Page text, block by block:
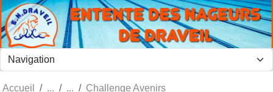
Accueil Challenge Avenirs
Panneau de gestion des cookies